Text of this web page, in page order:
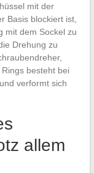
mit der
Basis blockiert ist,
mit dem Sockel zu
Drehung zu
besteht bei
verformt sich
allem